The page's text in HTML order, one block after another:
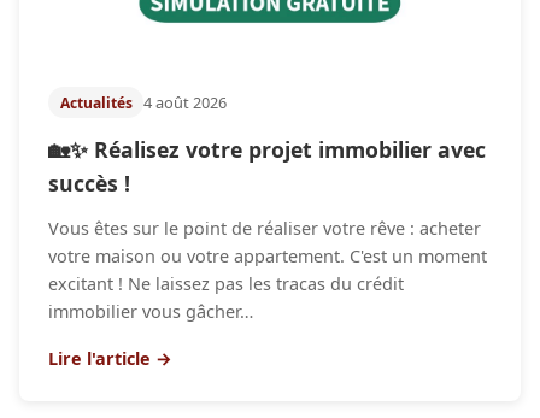
Actualités 4 août 2026
🏡✨ Réalisez votre projet immobilier avec
succès !
Vous êtes sur le point de réaliser votre rêve : acheter
votre maison ou votre appartement. C'est un moment
excitant ! Ne laissez pas les tracas du crédit
immobilier vous gâcher…
Lire l'article →